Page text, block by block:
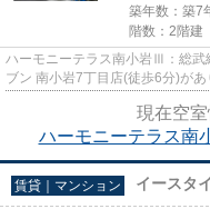
築年数：築7
階数：2階建
ハーモニーテラス南小岩Ⅲ：総武
ブン 南小岩7丁目店(徒歩6分)が
現在空室
ハーモニーテラス南
賃貸｜マンション イースタ